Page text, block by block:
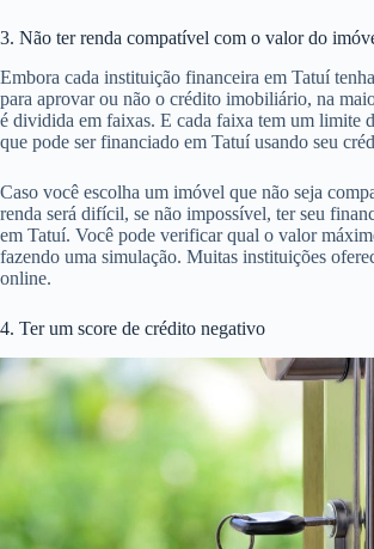
3. Não ter renda compatível com o valor do
Embora cada instituição financeira em Tatuí
para aprovar ou não o crédito imobiliário, na
é dividida em faixas. E cada faixa tem um limite
que pode ser financiado em Tatuí usando seu
Caso você escolha um imóvel que não seja
renda será difícil, se não impossível, ter seu
em Tatuí. Você pode verificar qual o valor
fazendo uma simulação. Muitas instituições
online.
4. Ter um score de crédito negativo